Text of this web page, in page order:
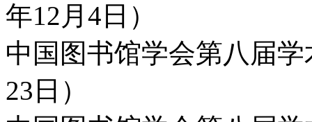
年12月4日）
中国图书馆学会第八届
23日）